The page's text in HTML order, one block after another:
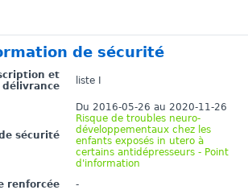
de sécurité
et
délivrance
liste I
sécurité
Du 2016-05-26 au 2020-11-26
Risque de troubles neuro-
développementaux chez les
enfants exposés in utero à
certains antidépresseurs - Point
d'information
renforcée
-